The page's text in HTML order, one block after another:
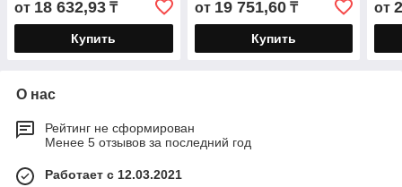
изоляцией до 1кВ с
болтовыми
от 18 632,93 ₸
Купить
изоляцией до 1кВ с
болтовыми
от 19 751,60₸
Купить
и
от
О нас
Рейтинг не сформирован
Менее 5 отзывов за последний год
Работает с 12.03.2021